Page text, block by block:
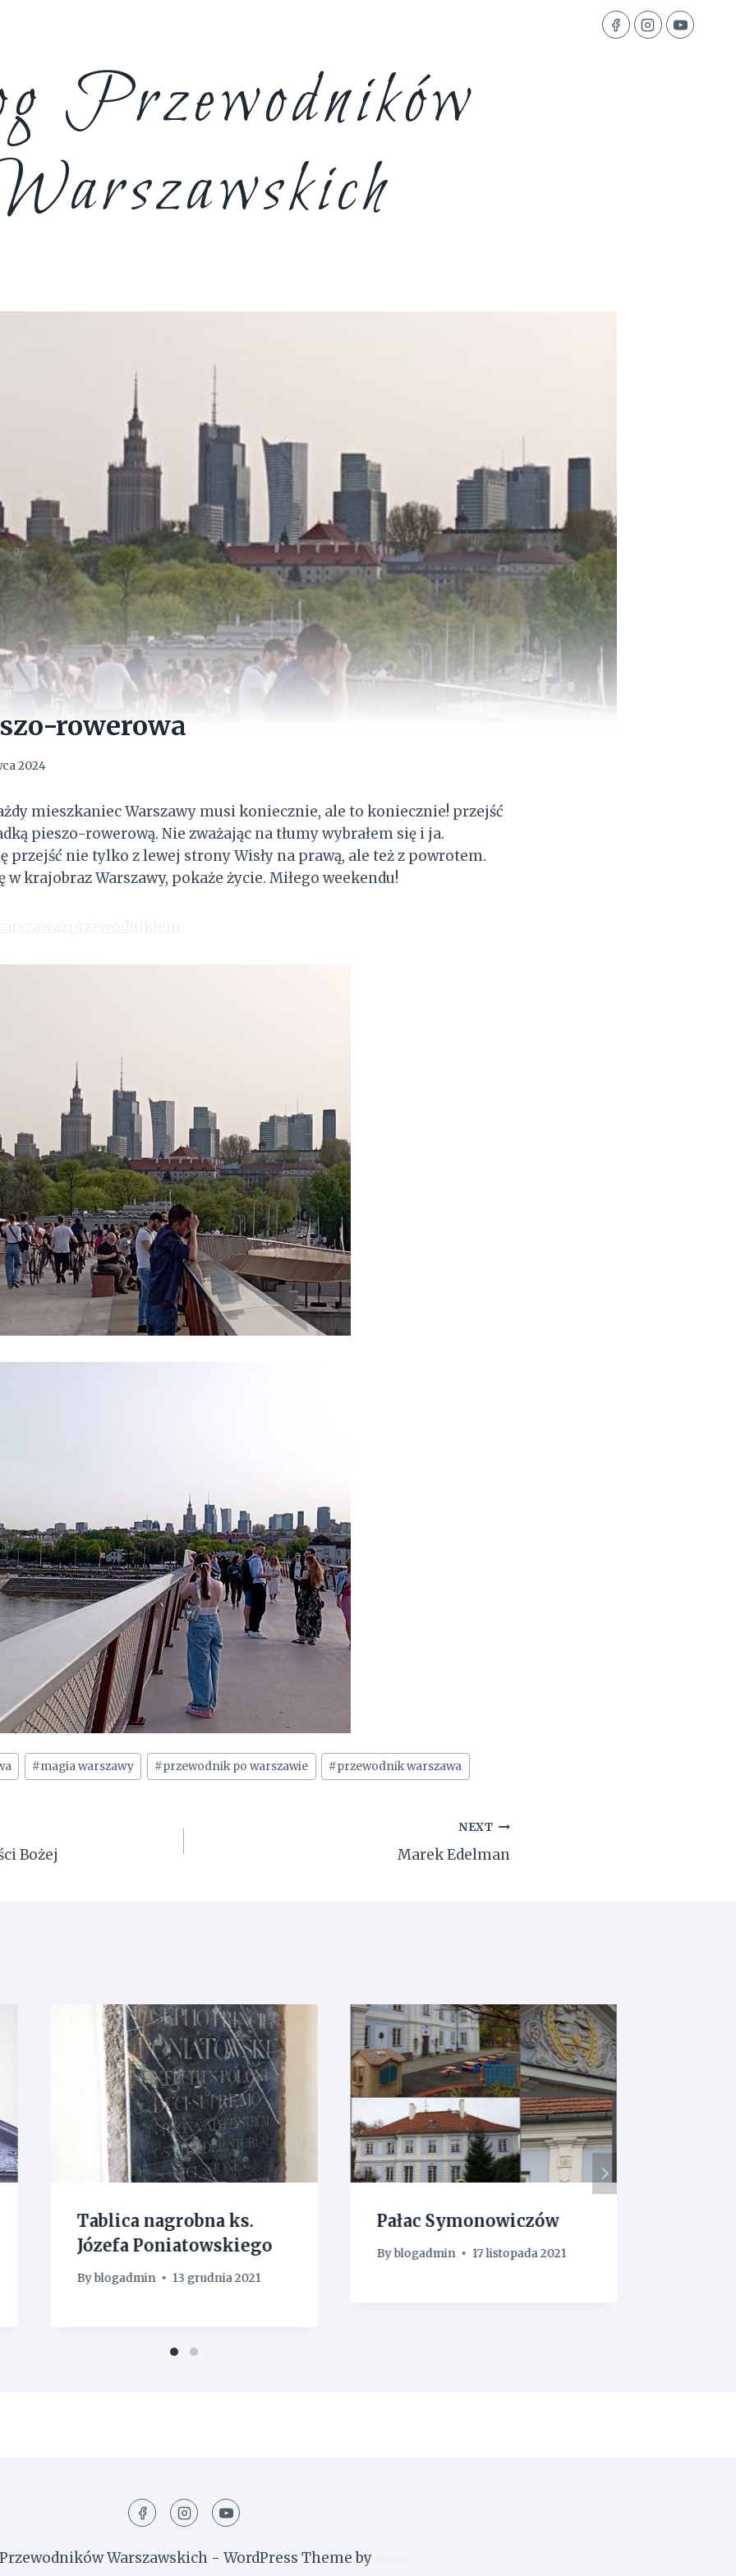
Przewodników
rowerowa
2024
mieszkaniec Warszawy musi koniecznie, ale to koniecznie! przejść
pieszo-rowerową. Nie zważając na tłumy wybrałem się i ja.
przejść nie tylko z lewej strony Wisły na prawą, ale też z powrotem.
w krajobraz Warszawy, pokaże życie. Miłego weekendu!
#magia warszawy #przewodnik po warszawie #przewodnik warszawa
Bożej
NEXT
Marek Edelman
Tablica nagrobna ks.
Józefa Poniatowskiego
Byblogadmin 13 grudnia 2021
Pałac Symonowiczów
Byblogadmin 17 listopada 2021
Warszawskich - WordPress Theme by